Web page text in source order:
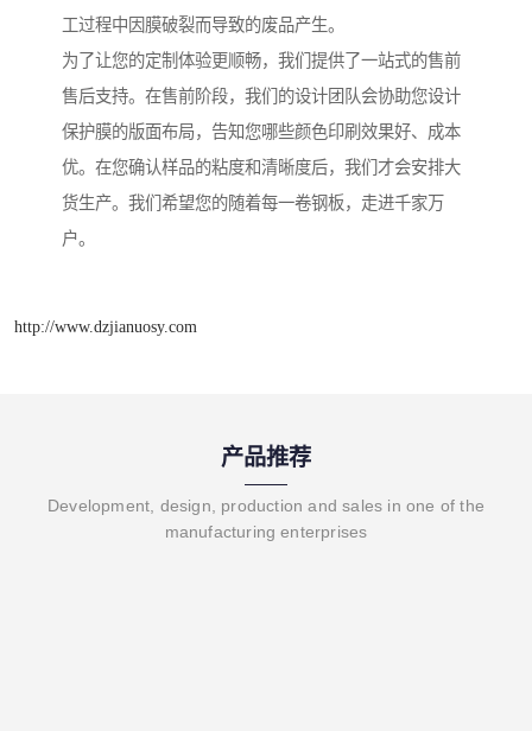
工过程中因膜破裂而导致的废品产生。
为了让您的定制体验更顺畅，我们提供了一站式的售前
售后支持。在售前阶段，我们的设计团队会协助您设计
保护膜的版面布局，告知您哪些颜色印刷效果好、成本
优。在您确认样品的粘度和清晰度后，我们才会安排大
货生产。我们希望您的随着每一卷钢板，走进千家万
户。
http://www.dzjianuosy.com
产品推荐
Development, design, production and sales in one of the
manufacturing enterprises